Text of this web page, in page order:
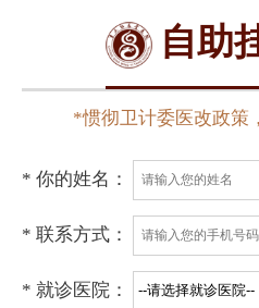
自助
*惯彻卫计委医改政策
* 你的姓名：
* 联系方式：
* 就诊医院：